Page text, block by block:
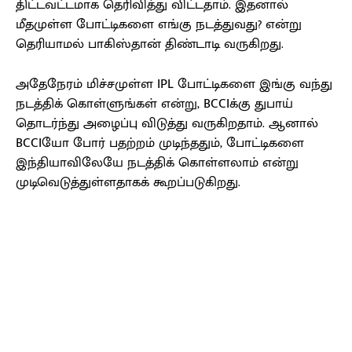
திட்டவட்டமாக தெரிவித்து விட்டதாம். இதனால்
மீதமுள்ள போட்டிகளை எங்கு நடத்துவது? என்று
தெரியாமல் பாகிஸ்தான் திண்டாடி வருகிறது.
அதேநேரம் மிச்சமுள்ள IPL போட்டிகளை இங்கு வந்து
நடத்திக் கொள்ளுங்கள் என்று, BCCIக்கு துபாய்
தொடர்ந்து அழைப்பு விடுத்து வருகிறதாம். ஆனால்
BCCIயோ போர் பதற்றம் முடிந்ததும், போட்டிகளை
இந்தியாவிலேயே நடத்திக் கொள்ளலாம் என்று
முடிவெடுத்துள்ளதாகக் கூறப்படுகிறது.